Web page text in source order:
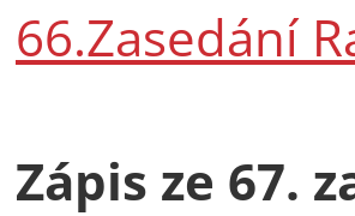
66.Zasedání
Zápis ze 67.